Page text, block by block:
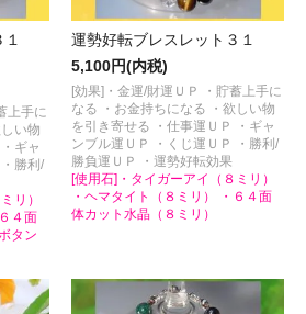
上手に
い物
ギャ
勝利/
リ）
４面
タン
運勢好転ブレスレット３１
5,100円(内税)
[効果]・金運/財運ＵＰ ・貯蓄上手に
なる ・お金持ちになる ・欲しい物
を引き寄せる ・仕事運ＵＰ ・ギャ
ンブル運ＵＰ ・くじ運ＵＰ ・勝利/
勝負運ＵＰ ・運勢好転効果
[使用石]・タイガーアイ（８ミリ）
・ヘマタイト（８ミリ） ・６４面
体カット水晶（８ミリ）